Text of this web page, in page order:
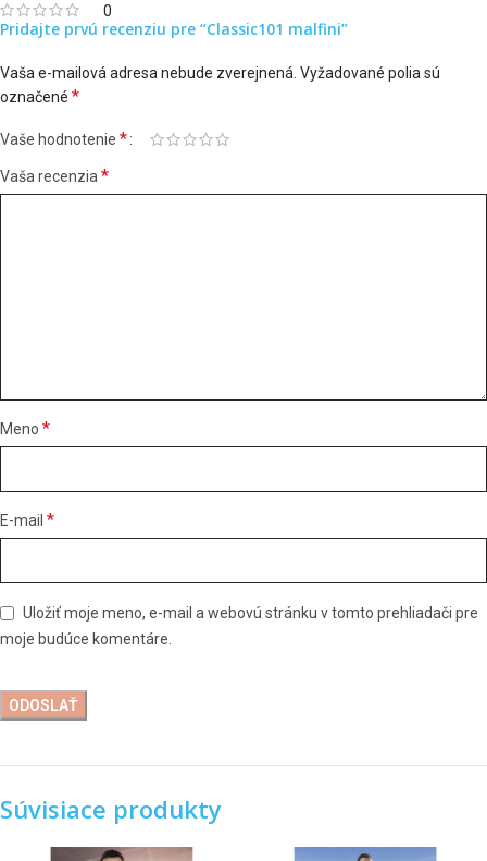
0
Pridajte prvú recenziu pre “Classic101 malfini”
Vaša e-mailová adresa nebude zverejnená. Vyžadované polia sú
označené *
Vaše hodnotenie *
Vaša recenzia *
Meno *
E-mail *
Uložiť moje meno, e-mail a webovú stránku v tomto prehliadači pre
moje budúce komentáre.
Súvisiace produkty